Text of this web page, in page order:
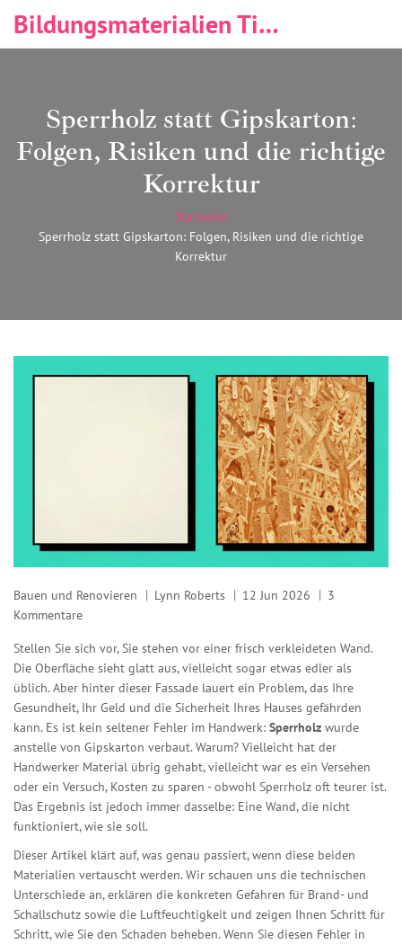
Bildungsmaterialien Tischlerei & Immobilien
Sperrholz statt Gipskarton:
Folgen, Risiken und die richtige
Korrektur
Startseite
Sperrholz statt Gipskarton: Folgen, Risiken und die richtige
Korrektur
Bauen und Renovieren Lynn Roberts 12 Jun 2026
3
Kommentare
Stellen Sie sich vor, Sie stehen vor einer frisch verkleideten Wand.
Die Oberfläche sieht glatt aus, vielleicht sogar etwas edler als
üblich. Aber hinter dieser Fassade lauert ein Problem, das Ihre
Gesundheit, Ihr Geld und die Sicherheit Ihres Hauses gefährden
kann. Es ist kein seltener Fehler im Handwerk: Sperrholz wurde
anstelle von Gipskarton verbaut. Warum? Vielleicht hat der
Handwerker Material übrig gehabt, vielleicht war es ein Versehen
oder ein Versuch, Kosten zu sparen - obwohl Sperrholz oft teurer ist.
Das Ergebnis ist jedoch immer dasselbe: Eine Wand, die nicht
funktioniert, wie sie soll.
Dieser Artikel klärt auf, was genau passiert, wenn diese beiden
Materialien vertauscht werden. Wir schauen uns die technischen
Unterschiede an, erklären die konkreten Gefahren für Brand- und
Schallschutz sowie die Luftfeuchtigkeit und zeigen Ihnen Schritt für
Schritt, wie Sie den Schaden beheben. Wenn Sie diesen Fehler in